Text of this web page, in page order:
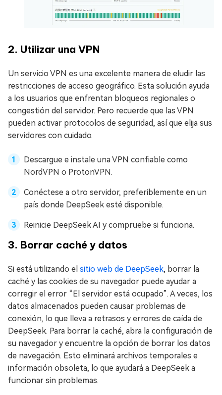
2. Utilizar una VPN
Un servicio VPN es una excelente manera de eludir las
restricciones de acceso geográfico. Esta solución ayuda
a los usuarios que enfrentan bloqueos regionales o
congestión del servidor. Pero recuerde que las VPN
pueden activar protocolos de seguridad, así que elija sus
servidores con cuidado.
Descargue e instale una VPN confiable como
NordVPN o ProtonVPN.
Conéctese a otro servidor, preferiblemente en un
país donde DeepSeek esté disponible.
Reinicie DeepSeek AI y compruebe si funciona.
3. Borrar caché y datos
Si está utilizando el sitio web de DeepSeek, borrar la
caché y las cookies de su navegador puede ayudar a
corregir el error “El servidor está ocupado”. A veces, los
datos almacenados pueden causar problemas de
conexión, lo que lleva a retrasos y errores de caída de
DeepSeek. Para borrar la caché, abra la configuración de
su navegador y encuentre la opción de borrar los datos
de navegación. Esto eliminará archivos temporales e
información obsoleta, lo que ayudará a DeepSeek a
funcionar sin problemas.